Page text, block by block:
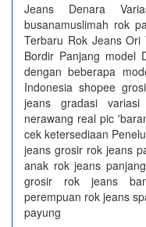
Jeans Denara
busanamuslimah rok
Terbaru Rok Jeans Ori
Bordir Panjang model
dengan beberapa
Indonesia shopee
jeans gradasi
nerawang real pic
cek ketersediaan
jeans grosir rok jeans
anak rok jeans
grosir rok jeans
perempuan rok jeans
payung